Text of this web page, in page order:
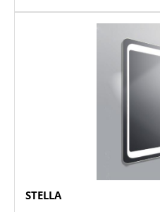
STELLA